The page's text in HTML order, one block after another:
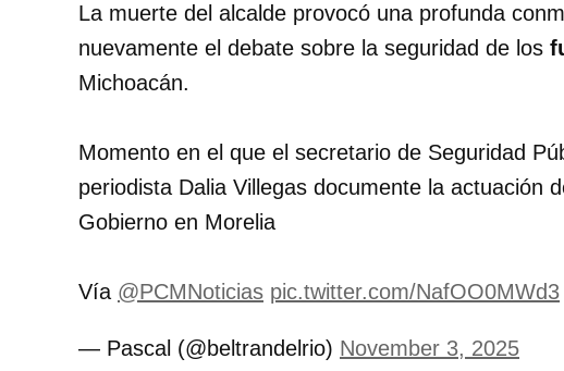
La muerte del alcalde provocó una profunda
nuevamente el debate sobre la seguridad de los
Michoacán.
Momento en el que el secretario de Seguridad
periodista Dalia Villegas documente la actuación
Gobierno en Morelia
Vía @PCMNoticias pic.twitter.com/NafOO0MWd3
— Pascal (@beltrandelrio) November 3, 2025